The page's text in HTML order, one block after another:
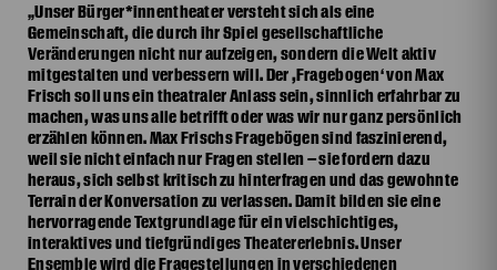
„Unser Bürger*innentheater versteht sich als eine
Gemeinschaft, die durch ihr Spiel gesellschaftliche
Veränderungen nicht nur aufzeigen, sondern die Welt aktiv
mitgestalten und verbessern will. Der ,Fragebogen‘ von Max
Frisch soll uns ein theatraler Anlass sein, sinnlich erfahrbar zu
machen, was uns alle betrifft oder was wir nur ganz persönlich
erzählen können. Max Frischs Fragebögen sind faszinierend,
weil sie nicht einfach nur Fragen stellen – sie fordern dazu
heraus, sich selbst kritisch zu hinterfragen und das gewohnte
Terrain der Konversation zu verlassen. Damit bilden sie eine
hervorragende Textgrundlage für ein vielschichtiges,
interaktives und tiefgründiges Theatererlebnis. Unser
Ensemble wird die Fragestellungen in verschiedenen